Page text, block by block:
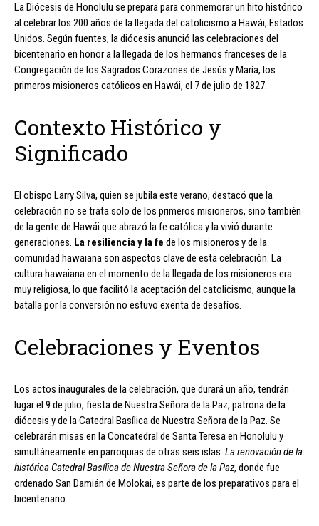
La Diócesis de Honolulu se prepara para conmemorar un hito histórico
al celebrar los 200 años de la llegada del catolicismo a Hawái, Estados
Unidos. Según fuentes, la diócesis anunció las celebraciones del
bicentenario en honor a la llegada de los hermanos franceses de la
Congregación de los Sagrados Corazones de Jesús y María, los
primeros misioneros católicos en Hawái, el 7 de julio de 1827.
Contexto Histórico y
Significado
El obispo Larry Silva, quien se jubila este verano, destacó que la
celebración no se trata solo de los primeros misioneros, sino también
de la gente de Hawái que abrazó la fe católica y la vivió durante
generaciones. La resiliencia y la fe de los misioneros y de la
comunidad hawaiana son aspectos clave de esta celebración. La
cultura hawaiana en el momento de la llegada de los misioneros era
muy religiosa, lo que facilitó la aceptación del catolicismo, aunque la
batalla por la conversión no estuvo exenta de desafíos.
Celebraciones y Eventos
Los actos inaugurales de la celebración, que durará un año, tendrán
lugar el 9 de julio, fiesta de Nuestra Señora de la Paz, patrona de la
diócesis y de la Catedral Basílica de Nuestra Señora de la Paz. Se
celebrarán misas en la Concatedral de Santa Teresa en Honolulu y
simultáneamente en parroquias de otras seis islas. La renovación de la
histórica Catedral Basílica de Nuestra Señora de la Paz, donde fue
ordenado San Damián de Molokai, es parte de los preparativos para el
bicentenario.